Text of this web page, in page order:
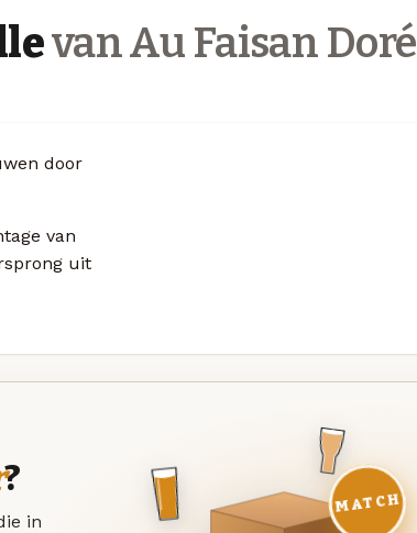
van Au Faisan Doré
door
van
uit
?
in
MATCH